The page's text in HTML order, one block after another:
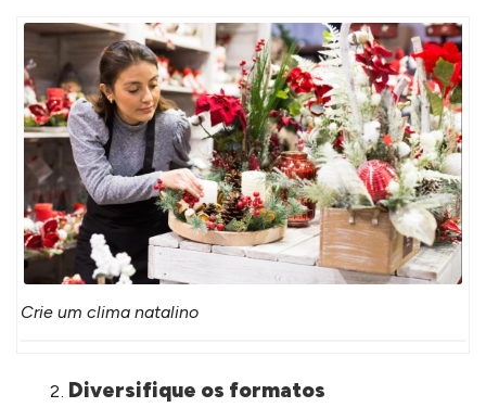
Crie um clima natalino
Diversifique os formatos